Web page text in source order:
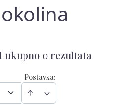
ukupno 0 rezultata
Postavka: